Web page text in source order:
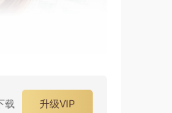
载 升级VIP